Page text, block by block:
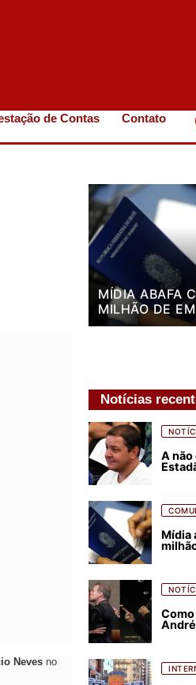
de Contas Contato
Neves no
MÍDIA ABAFA
MILHÃO DE
Notícias
A
Mídia